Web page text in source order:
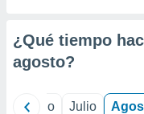
de
1199
¿Qué tiempo
agosto?
Junio Julio